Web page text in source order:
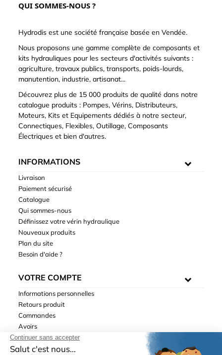
QUI SOMMES-NOUS ?
Hydrodis est une société française basée en Vendée.
Nous proposons une gamme complète de composants et
kits hydrauliques pour les secteurs d'activités suivants :
agriculture, travaux publics, transports, poids-lourds,
manutention, industrie, artisanat...
Découvrez plus de 15 000 produits de qualité dans notre
catalogue produits : Pompes, Vérins, Distributeurs,
Moteurs, Kits et Equipements dédiés à notre secteur,
Connectiques, Flexibles, Outillage, Composants
Électriques et bien d'autres.
INFORMATIONS
Livraison
Paiement sécurisé
Catalogue
Qui sommes-nous
Définissez votre vérin hydraulique
Nouveaux produits
Plan du site
Besoin d'aide ?
VOTRE COMPTE
Informations personnelles
Retours produit
Commandes
Avoirs
Adresses
Bons de réduction